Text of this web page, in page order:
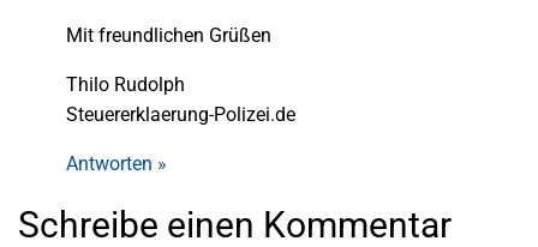
Mit freundlichen Grüßen
Thilo Rudolph
Steuererklaerung-Polizei.de
Antworten »
Schreibe einen Kommentar